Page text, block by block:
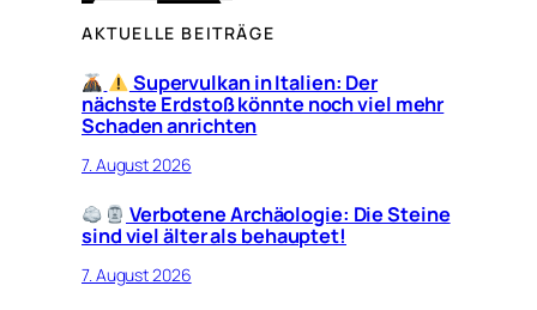
AKTUELLE BEITRÄGE
Supervulkan in Italien: Der
nächste Erdstoß könnte noch viel mehr
Schaden anrichten
7. August 2026
Verbotene Archäologie: Die Steine
sind viel älter als behauptet!
7. August 2026